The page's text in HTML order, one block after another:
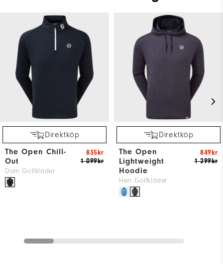
Direktköp
The Open Chill-
Out
Dam Golfkläder
1 099kr
835kr
Direktköp
The Open
Lightweight
Hoodie
Herr Golfkläder
1 299kr
849kr